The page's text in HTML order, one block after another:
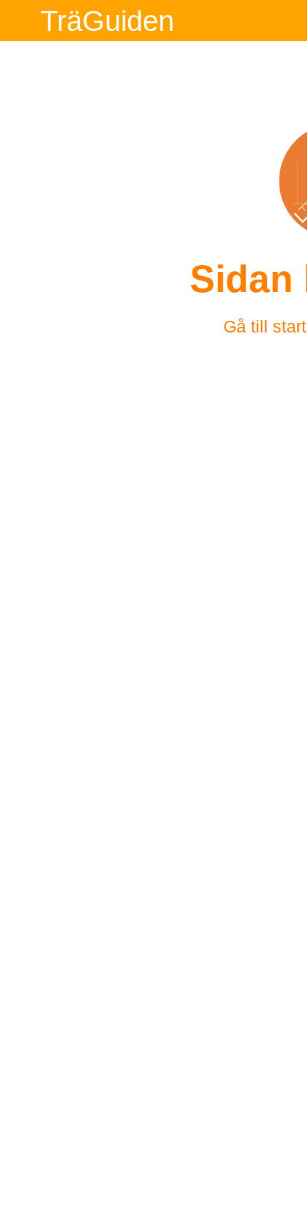
TräGuiden
Sidan
Gå till